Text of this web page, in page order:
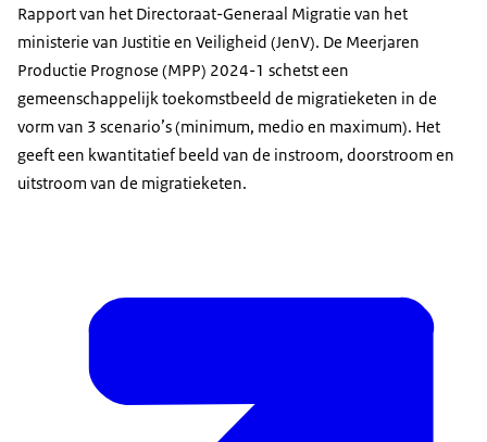
Rapport van het Directoraat-Generaal Migratie van het
ministerie van Justitie en Veiligheid (JenV). De Meerjaren
Productie Prognose (MPP) 2024-1 schetst een
gemeenschappelijk toekomstbeeld de migratieketen in de
vorm van 3 scenario’s (minimum, medio en maximum). Het
geeft een kwantitatief beeld van de instroom, doorstroom en
uitstroom van de migratieketen.